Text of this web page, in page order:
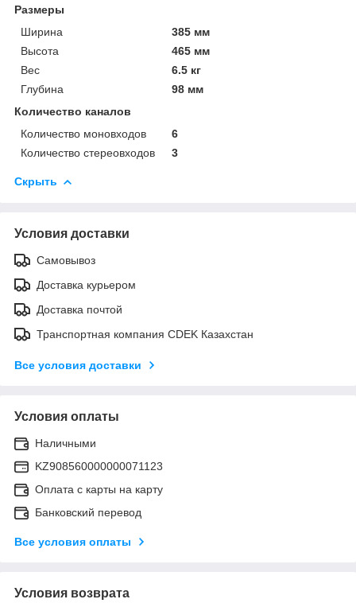
Размеры
Ширина
385 мм
Высота
465 мм
Вес
6.5 кг
Глубина
98 мм
Количество каналов
Количество моновходов
6
Количество стереовходов
3
Скрыть
Условия доставки
Самовывоз
Доставка курьером
Доставка почтой
Транспортная компания CDEK Казахстан
Все условия доставки
Условия оплаты
Наличными
KZ908560000000071123
Оплата с карты на карту
Банковский перевод
Все условия оплаты
Условия возврата